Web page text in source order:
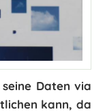
Daten via
kann, da